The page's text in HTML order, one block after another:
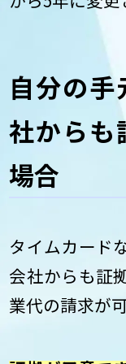
自分の
社からも
場合
タイムカード
会社からも証
業代の請求が